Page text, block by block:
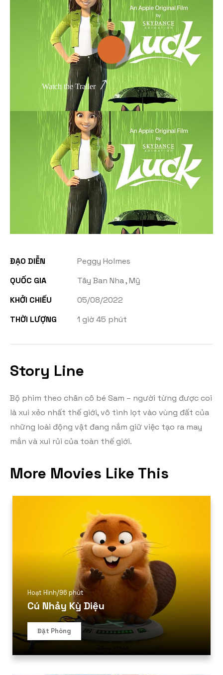
Thể loại phim
Phim kinh dị
Hài hước
Hoạt hình
Hành động
Tình cảm
Việt Nam
Watch the Trailer
ĐẠO DIỄN
Peggy Holmes
QUỐC GIA
Tây Ban Nha , Mỹ
KHỞI CHIẾU
05/08/2022
THỜI LƯỢNG
1 giờ 45 phút
Story Line
Bộ phim theo chân cô bé Sam – người từng được coi
là xui xẻo nhất thế giới, vô tình lọt vào vùng đất của
những loài động vật đang nắm giữ việc tạo ra may
mắn và xui rủi của toàn thế giới.
More Movies Like This
Hoạt Hình/96 phút
Cú Nhảy Kỳ Diệu
Đặt Phòng